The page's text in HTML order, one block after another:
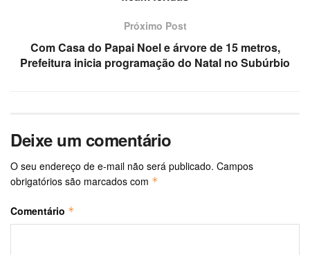
Próximo Post
Com Casa do Papai Noel e árvore de 15 metros,
Prefeitura inicia programação do Natal no Subúrbio
Deixe um comentário
O seu endereço de e-mail não será publicado. Campos
obrigatórios são marcados com *
Comentário *